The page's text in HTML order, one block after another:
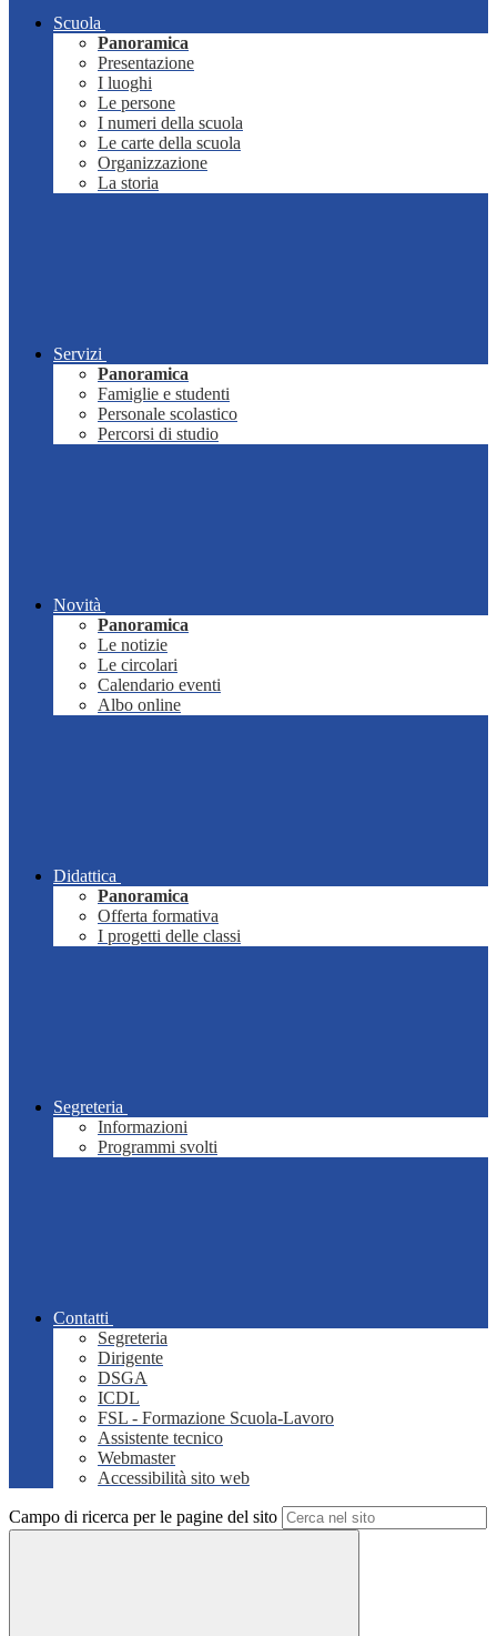
Scuola
Panoramica
Presentazione
I luoghi
Le persone
I numeri della scuola
Le carte della scuola
Organizzazione
La storia
Servizi
Panoramica
Famiglie e studenti
Personale scolastico
Percorsi di studio
Novità
Panoramica
Le notizie
Le circolari
Calendario eventi
Albo online
Didattica
Panoramica
Offerta formativa
I progetti delle classi
Segreteria
Informazioni
Programmi svolti
Contatti
Segreteria
Dirigente
DSGA
ICDL
FSL - Formazione Scuola-Lavoro
Assistente tecnico
Webmaster
Accessibilità sito web
Campo di ricerca per le pagine del sito